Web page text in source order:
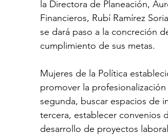
la Directora de Planeación,
Financieros, Rubí Ramírez
se dará paso a la concreción
cumplimiento de sus metas.
Mujeres de la Política
promover la
segunda, buscar espacios de
tercera, establecer convenios
desarrollo de proyectos